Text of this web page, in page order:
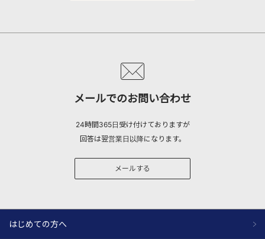
メールでのお問い合わせ
24時間365日受け付けておりますが
回答は翌営業日以降になります。
メールする
はじめての方へ